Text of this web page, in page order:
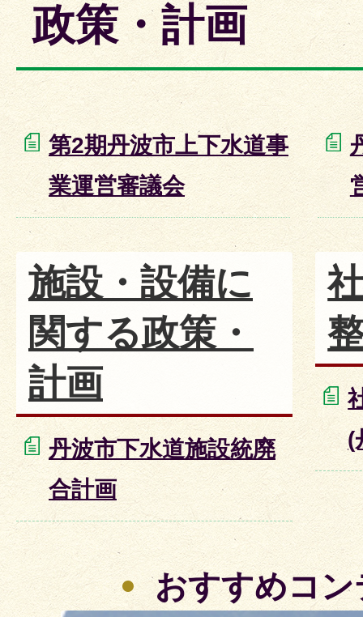
政策・計画
第2期丹波市上下水道事
業運営審議会
施設・設備に
関する政策・
計画
丹波市下水道施設統廃
合計画
(
おすすめコン